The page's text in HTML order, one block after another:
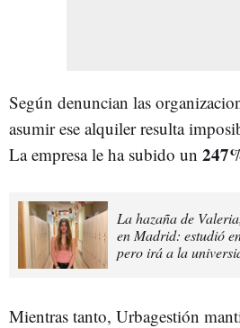
Según denuncian las
asumir ese alquiler resulta
La empresa le ha subido un
La hazaña de
en Madrid: estudió
pero irá a la
Mientras tanto, Urbagestión